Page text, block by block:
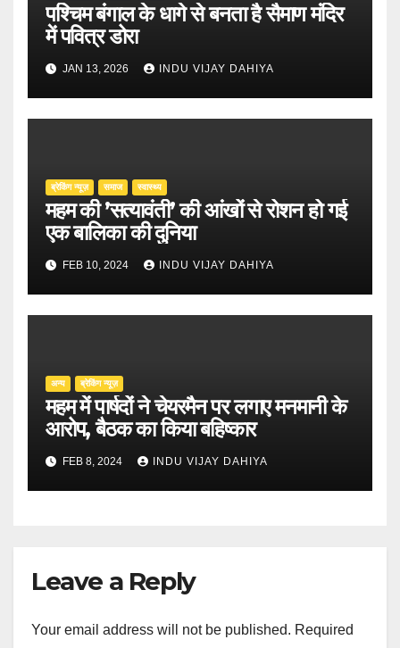
पश्चिम बंगाल के धागे से बनता है सैमाण मंदिर
में पवित्र डोरा
JAN 13, 2026 INDU VIJAY DAHIYA
ब्रेकिंग न्यूज़ समाज स्वास्थ्य
महम की ’सत्यावंती’ की आंखों से रोशन हो गई
एक बालिका की दुनिया
FEB 10, 2024 INDU VIJAY DAHIYA
अन्य ब्रेकिंग न्यूज़
महम में पार्षदों ने चेयरमैन पर लगाए मनमानी के
आरोप, बैठक का किया बहिष्कार
FEB 8, 2024 INDU VIJAY DAHIYA
Leave a Reply
Your email address will not be published. Required